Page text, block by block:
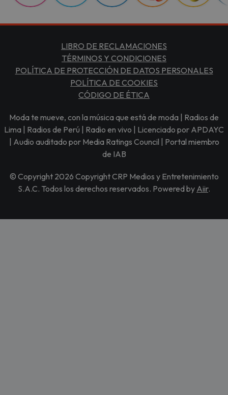
LIBRO DE RECLAMACIONES
TÉRMINOS Y CONDICIONES
POLÍTICA DE PROTECCIÓN DE DATOS PERSONALES
POLÍTICA DE COOKIES
CÓDIGO DE ÉTICA
Moda te mueve, con la música que está de moda | Radios de
Lima | Radios de Perú | Radio en vivo | Licenciado por APDAYC
| Audio auditado por Media Ratings Council | Portal miembro
de IAB
© Copyright 2026 Copyright CRP Medios y Entretenimiento
S.A.C. Todos los derechos reservados. Powered by Aiir.